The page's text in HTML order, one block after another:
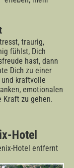
traurig,
fühlst, Dich
hast, dann
Dich zu einer
kraftvolle
emotionalen
Kraft zu gehen.
Hotel
Hotel entfernt